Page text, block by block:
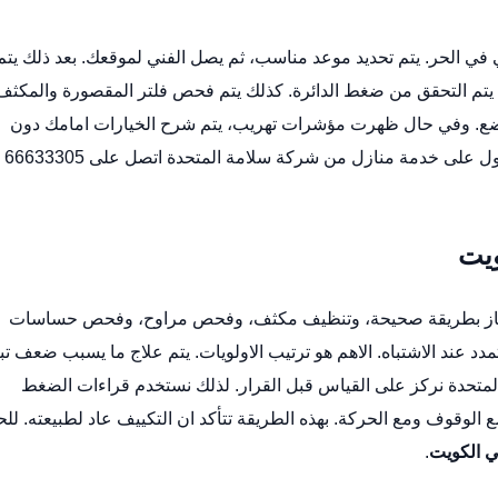
الحر. يتم تحديد موعد مناسب، ثم يصل الفني لموقعك. بعد ذلك
التحقق من ضغط الدائرة. كذلك يتم فحص فلتر المقصورة
وفي حال ظهرت مؤشرات تهريب، يتم شرح الخيارات امامك دون
مبالغة. الهدف هو حل مستقر يقلل الرجوع المتكرر. للحصول على خدمة منازل من شركة سلامة المتحدة اتصل على 66633305
بطريقة صحيحة، وتنظيف مكثف، وفحص مراوح، وفحص حساسات
الاشتباه. الاهم هو ترتيب الاولويات. يتم علاج ما يسبب ضعف
نركز على القياس قبل القرار. لذلك نستخدم قراءات الضغط
الوقوف ومع الحركة. بهذه الطريقة تتأكد ان التكييف عاد لطبيعته.
الكويت.